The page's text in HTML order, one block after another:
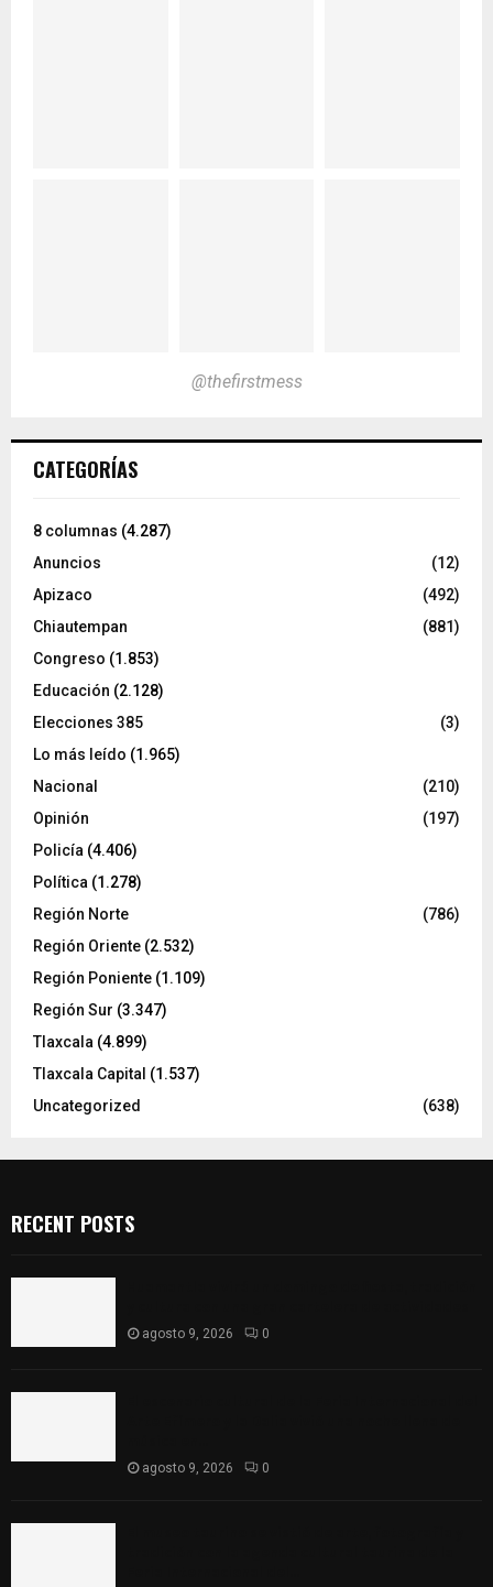
@thefirstmess
CATEGORÍAS
8 columnas (4.287)
Anuncios
(12)
Apizaco
(492)
Chiautempan
(881)
Congreso (1.853)
Educación (2.128)
Elecciones 385
(3)
Lo más leído (1.965)
Nacional
(210)
Opinión
(197)
Policía (4.406)
Política (1.278)
Región Norte
(786)
Región Oriente (2.532)
Región Poniente (1.109)
Región Sur (3.347)
Tlaxcala (4.899)
Tlaxcala Capital (1.537)
Uncategorized
(638)
RECENT POSTS
agosto 9, 2026 0
agosto 9, 2026 0